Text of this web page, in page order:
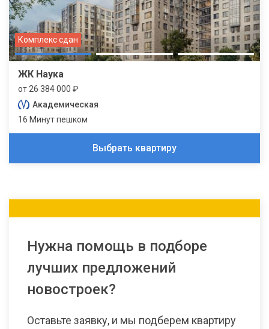
Комплекс сдан
ЖК Наука
от 26 384 000 ₽
Академическая
16 Минут пешком
Выбрать квартиру
Нужна помощь в подборе
лучших предложений
новостроек?
Оставьте заявку, и мы подберем квартиру